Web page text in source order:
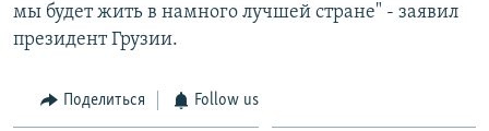
мы будет жить в намного лучшей стране" - заявил
президент Грузии.
Поделиться Follow us